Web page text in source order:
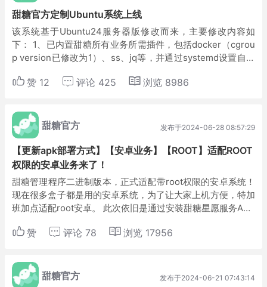
甜糖官方定制Ubuntu系统上线
该系统基于Ubuntu24服务器版修改而来，主要修改内容如
下： 1、已内置甜糖所有业务所需插件，包括docker（cgrou
p version已修改为1）、ss、jq等，并通过systemd设置自启
赞 12 评论 425 浏览 8986
甜糖官方 发布于2024-06-28 08:57:29
【更新apk部署方式】【安卓业务】【ROOT】适配ROOT
权限的安卓业务来了！
甜糖管理程序二进制版本，正式适配带root权限的安卓系统！
现在很多盒子都是用的安卓系统，为了让大家上机方便，特加
班加点适配root安卓。 此次依旧是通过安装甜糖星愿服务APK
权限，如果能获取...
赞 评论 78 浏览 17956
甜糖官方 发布于2024-06-21 07:43:14